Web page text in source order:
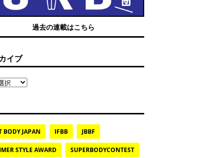
過去の連載はこちら
イブ
BODY JAPAN IFBB JBBF
STYLE AWARD SUPERBODYCONTEST